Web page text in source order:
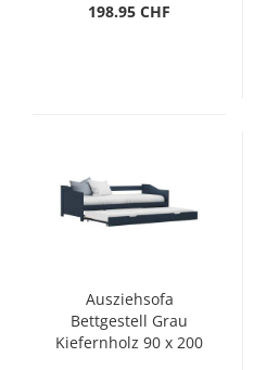
198.95 CHF
Ausziehsofa
Bettgestell Grau
Kiefernholz 90 x 200